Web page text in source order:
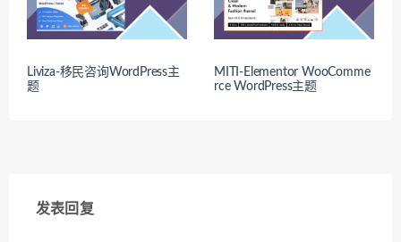
Liviza-移民咨询WordPress主
题
MITI-Elementor WooComme
rce WordPress主题
发表回复